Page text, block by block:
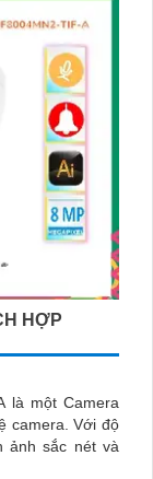
HỢP
là một Camera
Với độ
ảnh sắc nét và